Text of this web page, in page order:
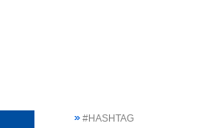
#HASHTAG